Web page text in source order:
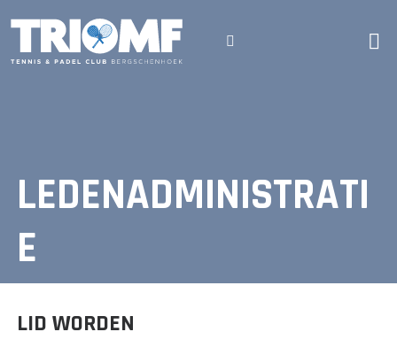
to
LEDENADMINISTRATI
E
LID WORDEN